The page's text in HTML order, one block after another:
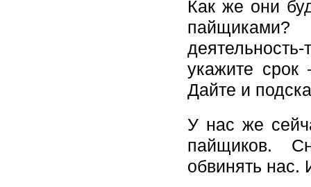
Как же они
укажите срок
Дайте и
У нас же
пайщиков.
обвинять нас.